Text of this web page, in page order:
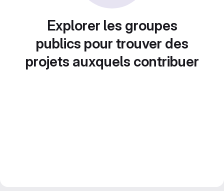
Explorer les groupes
publics pour trouver des
projets auxquels contribuer